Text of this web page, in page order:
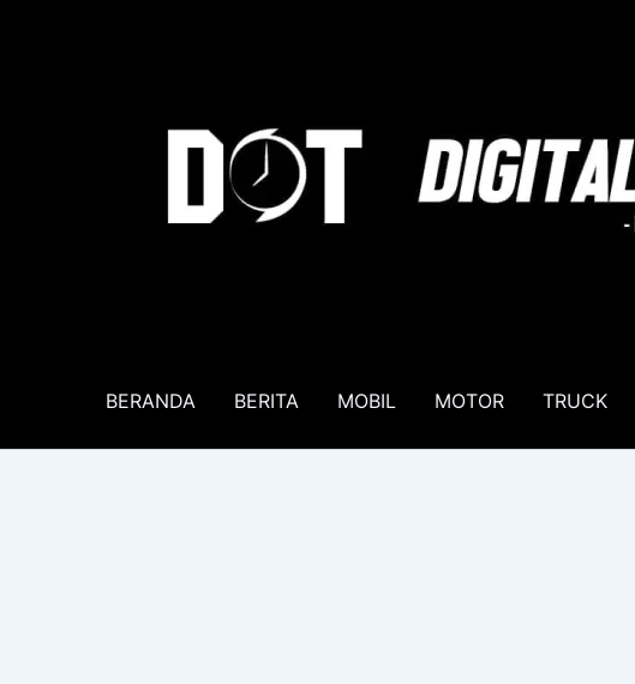
BERANDA BERITA MOBIL MOTOR TRUCK